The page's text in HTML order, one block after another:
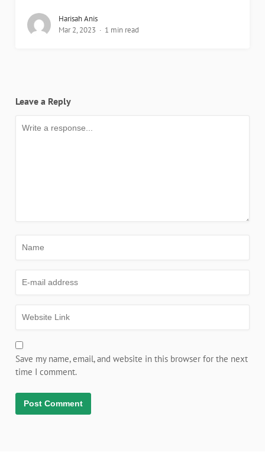
Harisah Anis
Mar 2, 2023
1 min read
Leave a Reply
Save my name, email, and website in this browser for the next
time I comment.